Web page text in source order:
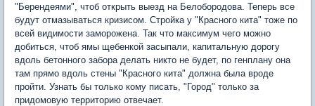
"Берендеями", чтоб открыть выезд на Белобородова. Теперь все
будут отмазываться кризисом. Стройка у "Красного кита" тоже по
всей видимости заморожена. Так что максимум чего можно
добиться, чтоб ямы щебенкой засыпали, капитальную дорогу
вдоль бетонного забора делать никто не будет, по генплану она
там прямо вдоль стены "Красного кита" должна была вроде
пройти. Узнать бы только кому писать, "Город" только за
придомовую территорию отвечает.